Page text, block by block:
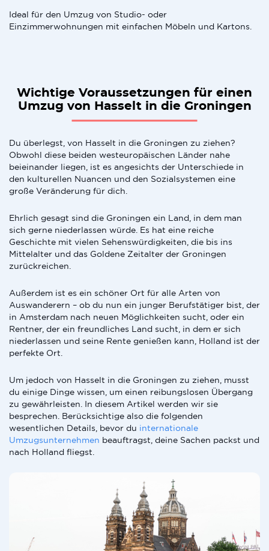
Ideal für den Umzug von Studio- oder
Einzimmerwohnungen mit einfachen Möbeln und Kartons.
Wichtige Voraussetzungen für einen
Umzug von Hasselt in die Groningen
Du überlegst, von Hasselt in die Groningen zu ziehen?
Obwohl diese beiden westeuropäischen Länder nahe
beieinander liegen, ist es angesichts der Unterschiede in
den kulturellen Nuancen und den Sozialsystemen eine
große Veränderung für dich.
Ehrlich gesagt sind die Groningen ein Land, in dem man
sich gerne niederlassen würde. Es hat eine reiche
Geschichte mit vielen Sehenswürdigkeiten, die bis ins
Mittelalter und das Goldene Zeitalter der Groningen
zurückreichen.
Außerdem ist es ein schöner Ort für alle Arten von
Auswanderern – ob du nun ein junger Berufstätiger bist, der
in Amsterdam nach neuen Möglichkeiten sucht, oder ein
Rentner, der ein freundliches Land sucht, in dem er sich
niederlassen und seine Rente genießen kann, Holland ist der
perfekte Ort.
Um jedoch von Hasselt in die Groningen zu ziehen, musst
du einige Dinge wissen, um einen reibungslosen Übergang
zu gewährleisten. In diesem Artikel werden wir sie
besprechen. Berücksichtige also die folgenden
wesentlichen Details, bevor du internationale
Umzugsunternehmen beauftragst, deine Sachen packst und
nach Holland fliegst.